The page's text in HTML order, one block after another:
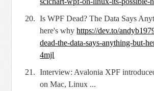
Is WPF Dead? The Data Says
here's whyhttps://dev.to/
dead-the-data-says-anything-but-
4mjl
Interview: Avalonia XPF
on Mac, Linux ...